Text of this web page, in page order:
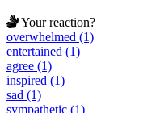
Your reaction?
overwhelmed (1)
entertained (1)
agree (1)
inspired (1)
sad (1)
sympathetic (1)